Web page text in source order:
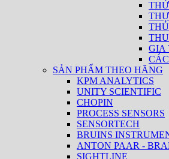
GIA
SẢN PHẨM THEO HÃNG
KPM ANALYTICS
UNITY SCIENTIFIC
CHOPIN
PROCESS SENSORS
SENSORTECH
BRUINS
ANTON PAAR -
SIGHTLINE